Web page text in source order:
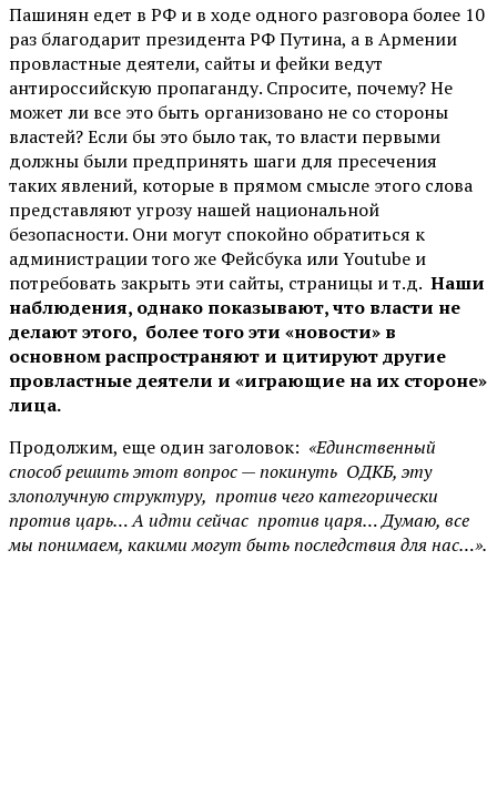
Пашинян едет в РФ и в ходе одного разговора более 10
раз благодарит президента РФ Путина, а в Армении
провластные деятели, сайты и фейки ведут
антироссийскую пропаганду. Спросите, почему? Не
может ли все это быть организовано не со стороны
властей? Если бы это было так, то власти первыми
должны были предпринять шаги для пресечения
таких явлений, которые в прямом смысле этого слова
представляют угрозу нашей национальной
безопасности. Они могут спокойно обратиться к
администрации того же Фейсбука или Youtube и
потребовать закрыть эти сайты, страницы и т.д. Наши
наблюдения, однако показывают, что власти не
делают этого, более того эти «новости» в
основном распространяют и цитируют другие
провластные деятели и «играющие на их стороне»
лица.
Продолжим, еще один заголовок: «Единственный
способ решить этот вопрос — покинуть ОДКБ, эту
злополучную структуру, против чего категорически
против царь… А идти сейчас против царя… Думаю, все
мы понимаем, какими могут быть последствия для нас…».